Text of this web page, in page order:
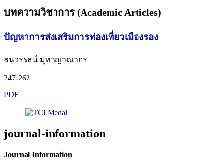
บทความวิชาการ (Academic Articles)
ปัญหาการส่งเสริมการท่องเที่ยวเมืองรอง
ธนวรรธน์ มุทาญาณากร
247-262
PDF
journal-information
Journal Information